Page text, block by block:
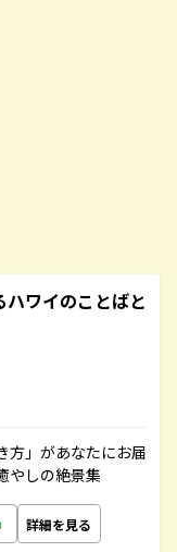
ワイのことばと
方」があなたにお届
やしの絶景集
詳細を見る